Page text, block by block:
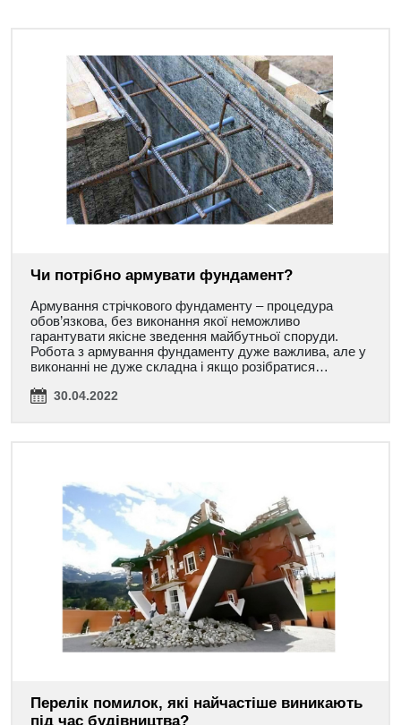
Чи потрібно армувати фундамент?
Армування стрічкового фундаменту – процедура
обов’язкова, без виконання якої неможливо
гарантувати якісне зведення майбутньої споруди.
Робота з армування фундаменту дуже важлива, але у
виконанні не дуже складна і якщо розібратися…
30.04.2022
Перелік помилок, які найчастіше виникають
під час будівництва?